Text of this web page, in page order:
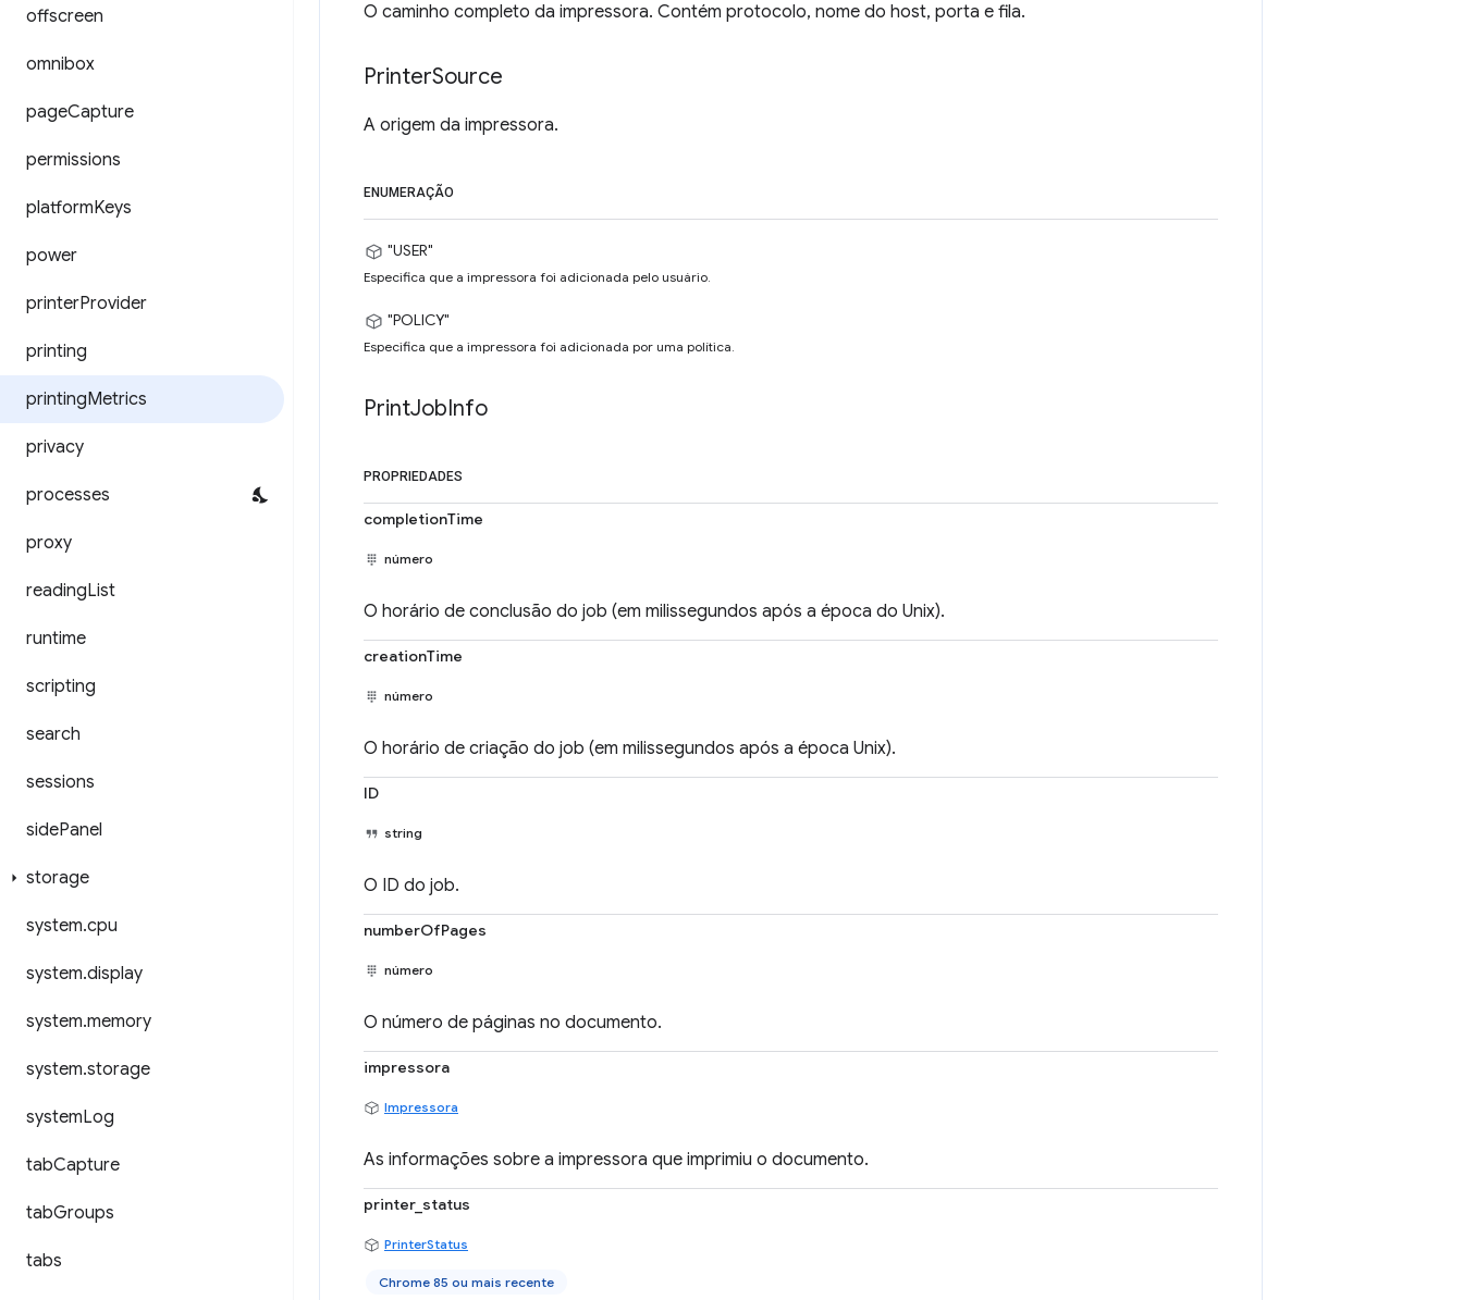
offscreen
omnibox
pageCapture
permissions
platformKeys
power
printerProvider
printing
printingMetrics
privacy
processes
proxy
readingList
runtime
scripting
search
sessions
sidePanel
storage
system.cpu
system.display
system.memory
system.storage
systemLog
tabCapture
tabGroups
tabs
O caminho completo da impressora. Contém protocolo, nome do host, porta e fila.
PrinterSource
A origem da impressora.
ENUMERAÇÃO
"USER"
Especifica que a impressora foi adicionada pelo usuário.
"POLICY"
Especifica que a impressora foi adicionada por uma política.
PrintJobInfo
PROPRIEDADES
completionTime
número
O horário de conclusão do job (em milissegundos após a época do Unix).
creationTime
número
O horário de criação do job (em milissegundos após a época Unix).
ID
string
O ID do job.
numberOfPages
número
O número de páginas no documento.
impressora
Impressora
As informações sobre a impressora que imprimiu o documento.
printer_status
PrinterStatus
Chrome 85 ou mais recente